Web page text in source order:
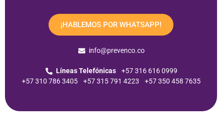
¡HABLEMOS POR WHATSAPP!
info@prevenco.co
Líneas Telefónicas
+57 316 616 0999
+57 310 786 3405
+57 315 791 4223 +57 350 458 7635